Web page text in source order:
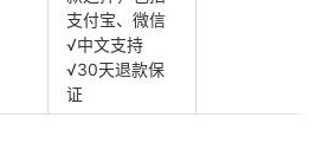
支付宝、微信
√中文支持
√30天退款保
证